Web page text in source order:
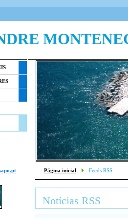
Página inicial Feeds RSS
Notícias RSS
apo.pt